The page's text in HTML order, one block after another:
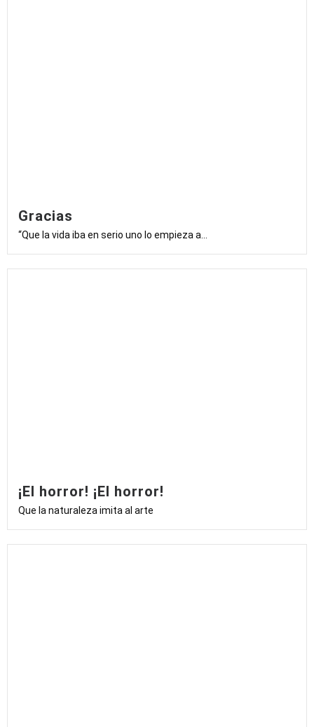
Gracias
“Que la vida iba en serio uno lo empieza a...
¡El horror! ¡El horror!
Que la naturaleza imita al arte